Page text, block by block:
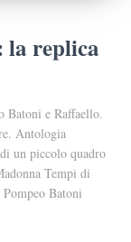
la replica
e Raffaello.
Antologia
un piccolo quadro
Tempi di
Batoni